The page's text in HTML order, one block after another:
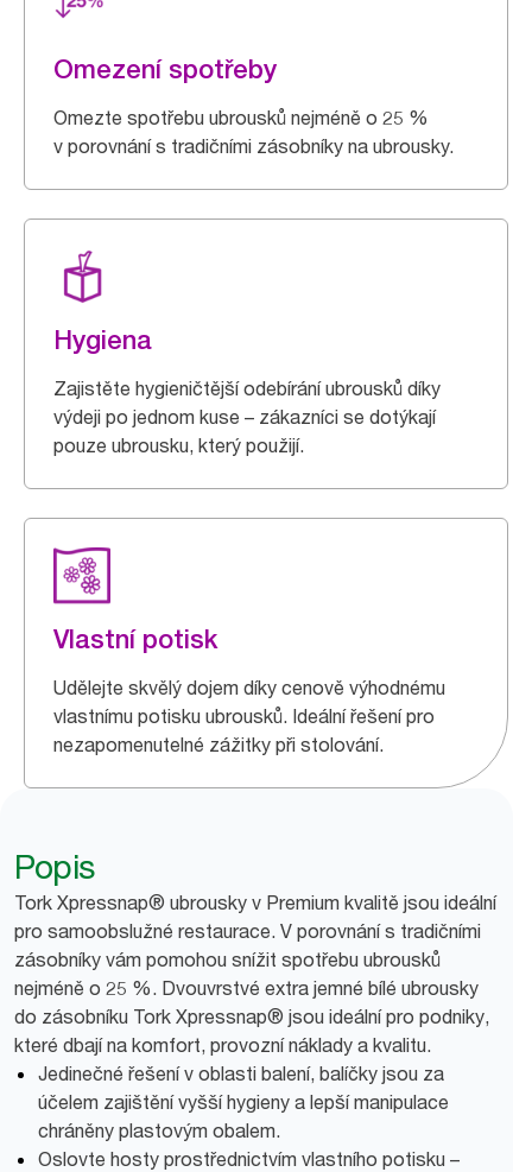
Omezení spotřeby
Omezte spotřebu ubrousků nejméně o 25 %
v porovnání s tradičními zásobníky na ubrousky.
Hygiena
Zajistěte hygieničtější odebírání ubrousků díky
výdeji po jednom kuse – zákazníci se dotýkají
pouze ubrousku, který použijí.
Vlastní potisk
Udělejte skvělý dojem díky cenově výhodnému
vlastnímu potisku ubrousků. Ideální řešení pro
nezapomenutelné zážitky při stolování.
Popis
Tork Xpressnap® ubrousky v Premium kvalitě jsou ideální
pro samoobslužné restaurace. V porovnání s tradičními
zásobníky vám pomohou snížit spotřebu ubrousků
nejméně o 25 %. Dvouvrstvé extra jemné bílé ubrousky
do zásobníku Tork Xpressnap® jsou ideální pro podniky,
které dbají na komfort, provozní náklady a kvalitu.
Jedinečné řešení v oblasti balení, balíčky jsou za
účelem zajištění vyšší hygieny a lepší manipulace
chráněny plastovým obalem.
Oslovte hosty prostřednictvím vlastního potisku –